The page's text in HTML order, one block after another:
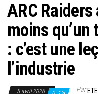
ARC
moins
: c’est une
l’industrie
5 avril 2026 Par